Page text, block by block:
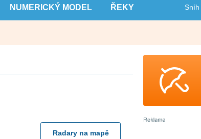
NUMERICKÝ MODEL ŘEKY Sníh
Radary na mapě